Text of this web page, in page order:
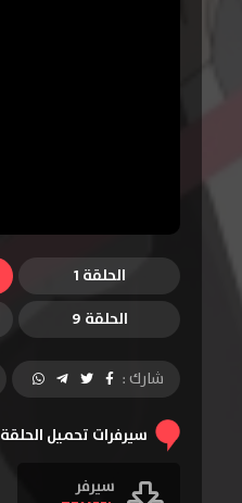
الحلقة 1
الحلقة 9
شارك :
سيرفرات تحميل الحلقة
سيرفر